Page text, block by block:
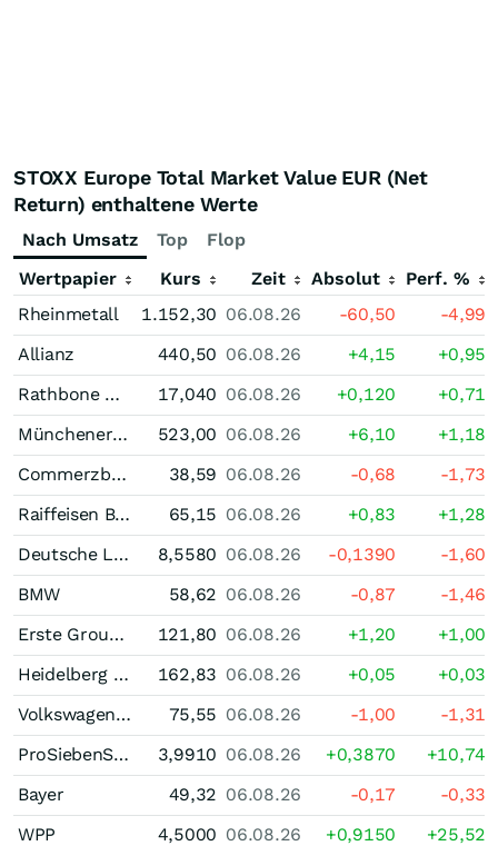
STOXX Europe Total Market Value EUR (Net
Return) enthaltene Werte
Nach Umsatz Top
Flop
Wertpapier
Kurs Zeit Absolut
Perf. %
Rheinmetall
1.152,30 06.08.26 -60,50
-4,99
Allianz
440,50 06.08.26 +4,15
+0,95
Rathbone Group
17,040 06.08.26 +0,120
+0,71
Münchener Rück
523,00 06.08.26 +6,10
+1,18
Commerzbank
38,59 06.08.26 -0,68
-1,73
Raiffeisen Bank International
65,15 06.08.26 +0,83
+1,28
Deutsche Lufthansa
8,5580 06.08.26 -0,1390
-1,60
BMW
58,62 06.08.26 -0,87
-1,46
Erste Group Bank
121,80 06.08.26 +1,20
+1,00
Heidelberg Materials
162,83 06.08.26 +0,05
+0,03
Volkswagen (VW) Vz
75,55 06.08.26 -1,00
-1,31
ProSiebenSat.1 Media
3,9910 06.08.26 +0,3870
+10,74
Bayer
49,32 06.08.26 -0,17
-0,33
WPP
4,5000 06.08.26 +0,9150
+25,52